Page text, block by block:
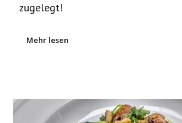
zugelegt!
Mehr lesen